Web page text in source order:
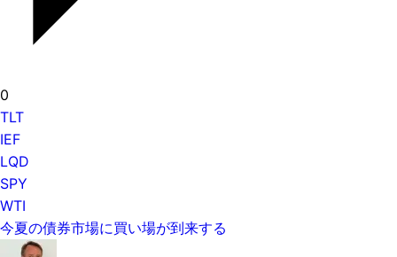
0
TLT
IEF
LQD
SPY
WTI
今夏の債券市場に買い場が到来する